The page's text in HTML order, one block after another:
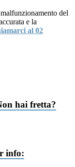
del
e la
al 02
hai fretta?
info: